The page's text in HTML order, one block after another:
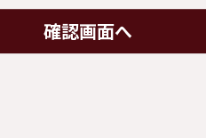
確認画面へ